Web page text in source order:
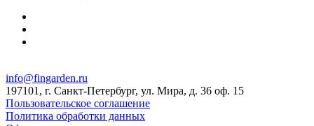
info@fingarden.ru
197101, г. Санкт-Петербург, ул. Мира, д. 36 оф. 15
Пользовательское соглашение
Политика обработки данных